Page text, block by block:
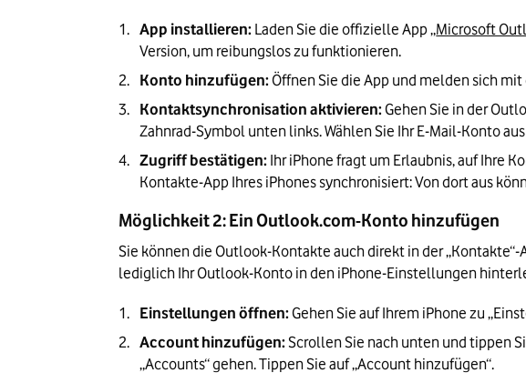
App installieren: Laden Sie die offizielle App „Microsoft
Version, um reibungslos zu funktionieren.
Konto hinzufügen: Öffnen Sie die App und melden sich
Kontaktsynchronisation aktivieren: Gehen Sie in der
Zahnrad-Symbol unten links. Wählen Sie Ihr E-Mail-Konto
Zugriff bestätigen: Ihr iPhone fragt um Erlaubnis, auf Ihre
Kontakte-App Ihres iPhones synchronisiert: Von dort aus
Möglichkeit 2: Ein Outlook.com-Konto hinzufügen
Sie können die Outlook-Kontakte auch direkt in der
lediglich Ihr Outlook-Konto in den iPhone-Einstellungen
Einstellungen öffnen: Gehen Sie auf Ihrem iPhone zu
Account hinzufügen: Scrollen Sie nach unten und tippen
„Accounts“ gehen. Tippen Sie auf „Account hinzufügen“.